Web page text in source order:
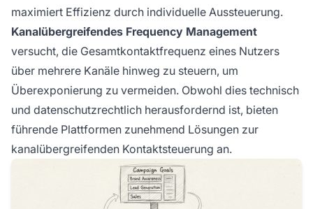
maximiert Effizienz durch individuelle Aussteuerung.
Kanalübergreifendes Frequency Management
versucht, die Gesamtkontaktfrequenz eines Nutzers
über mehrere Kanäle hinweg zu steuern, um
Überexponierung zu vermeiden. Obwohl dies technisch
und datenschutzrechtlich herausfordernd ist, bieten
führende Plattformen zunehmend Lösungen zur
kanalübergreifenden Kontaktsteuerung an.